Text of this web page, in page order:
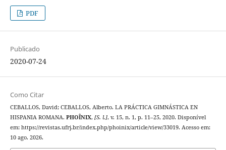
PDF
Publicado
2020-07-24
Como Citar
CEBALLOS, David; CEBALLOS, Alberto. LA PRÁCTICA GIMNÁSTICA EN
HISPANIA ROMANA. PHOÎNIX, [S. l.], v. 15, n. 1, p. 11–25, 2020. Disponível
em: https://revistas.ufrj.br/index.php/phoinix/article/view/33019. Acesso em:
10 ago. 2026.